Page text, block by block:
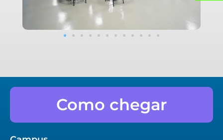
Como chegar